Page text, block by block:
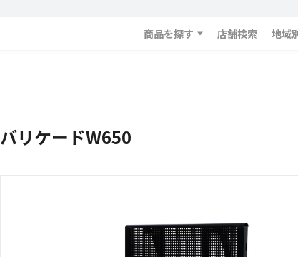
商品を探す 店舗検索 地域
バリケードW650